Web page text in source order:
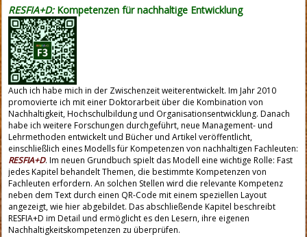
RESFIA+D:Kompetenzen für nachhaltige Entwicklung
Auch ich habe mich in der Zwischenzeit weiterentwickelt. Im Jahr 2010
promovierte ich mit einer Doktorarbeit über die Kombination von
Nachhaltigkeit, Hochschulbildung und Organisationsentwicklung. Danach
habe ich weitere Forschungen durchgeführt, neue Management- und
Lehrmethoden entwickelt und Bücher und Artikel veröffentlicht,
einschließlich eines Modells für Kompetenzen von nachhaltigen Fachleuten:
RESFIA+D. Im neuen Grundbuch spielt das Modell eine wichtige Rolle: Fast
jedes Kapitel behandelt Themen, die bestimmte Kompetenzen von
Fachleuten erfordern. An solchen Stellen wird die relevante Kompetenz
neben dem Text durch einen QR-Code mit einem speziellen Layout
angezeigt, wie hier abgebildet. Das abschließende Kapitel beschreibt
RESFIA+D im Detail und ermöglicht es den Lesern, ihre eigenen
Nachhaltigkeitskompetenzen zu überprüfen.